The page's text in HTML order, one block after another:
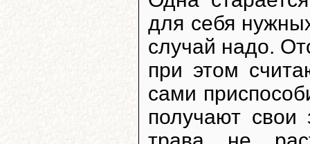
для себя
случай надо.
при этом
сами
получают